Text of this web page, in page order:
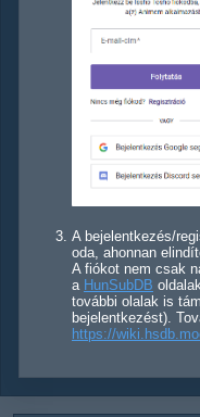
A bejelentkezés/
oda, ahonnan
A fiókot nem csak
a HunSubDB
további olalak is
bejelentkezést).
https://